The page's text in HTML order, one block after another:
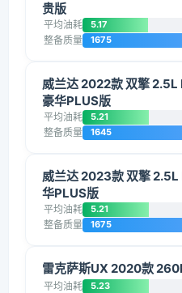
贵版
平均油耗 5.17
整备质量 1675
威兰达 2022款 双擎
豪华PLUS版
平均油耗 5.21
整备质量 1645
威兰达 2023款 双擎
华PLUS版
平均油耗 5.21
整备质量 1675
雷克萨斯UX 2020款
平均油耗 5.23